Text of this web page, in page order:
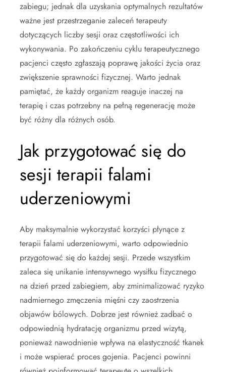
zabiegu; jednak dla uzyskania optymalnych rezultatów
ważne jest przestrzeganie zaleceń terapeuty
dotyczących liczby sesji oraz częstotliwości ich
wykonywania. Po zakończeniu cyklu terapeutycznego
pacjenci często zgłaszają poprawę jakości życia oraz
zwiększenie sprawności fizycznej. Warto jednak
pamiętać, że każdy organizm reaguje inaczej na
terapię i czas potrzebny na pełną regenerację może
być różny dla różnych osób.
Jak przygotować się do
sesji terapii falami
uderzeniowymi
Aby maksymalnie wykorzystać korzyści płynące z
terapii falami uderzeniowymi, warto odpowiednio
przygotować się do każdej sesji. Przede wszystkim
zaleca się unikanie intensywnego wysiłku fizycznego
na dzień przed zabiegiem, aby zminimalizować ryzyko
nadmiernego zmęczenia mięśni czy zaostrzenia
objawów bólowych. Dobrze jest również zadbać o
odpowiednią hydratację organizmu przed wizytą,
ponieważ nawodnienie wpływa na elastyczność tkanek
i może wspierać proces gojenia. Pacjenci powinni